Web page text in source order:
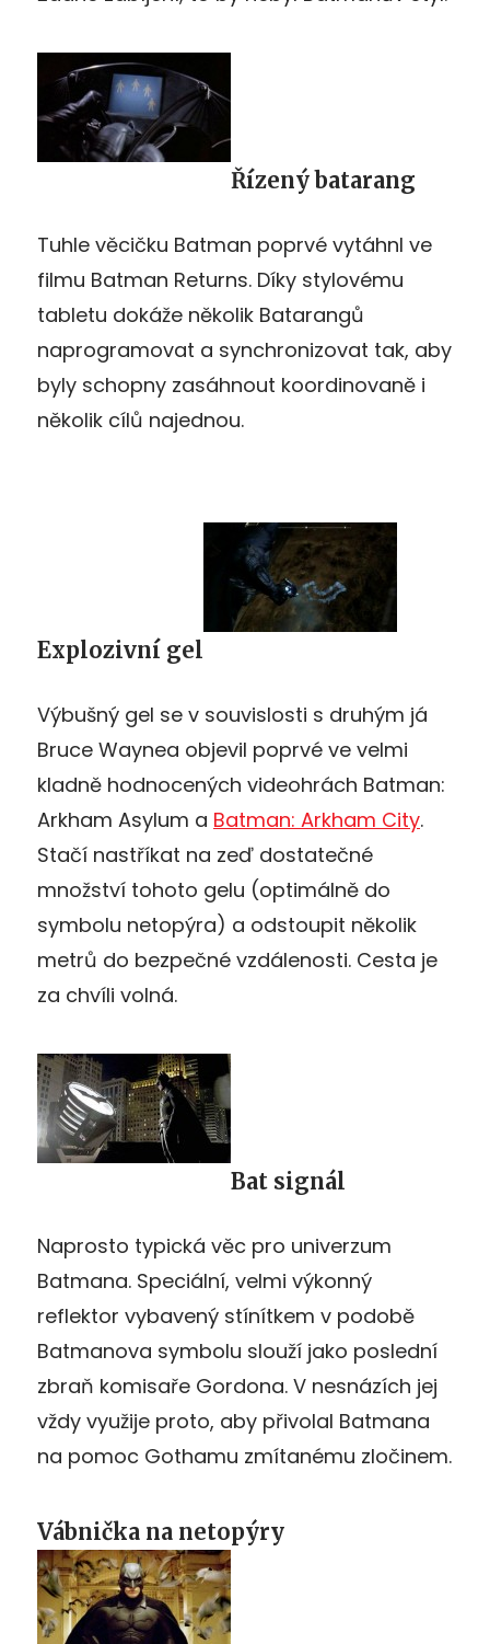
Řízený batarang
Tuhle věcičku Batman poprvé vytáhnl ve
filmu Batman Returns. Díky stylovému
tabletu dokáže několik Batarangů
naprogramovat a synchronizovat tak, aby
byly schopny zasáhnout koordinovaně i
několik cílů najednou.
Explozivní gel
Výbušný gel se v souvislosti s druhým já
Bruce Waynea objevil poprvé ve velmi
kladně hodnocených videohrách Batman:
Arkham Asylum a Batman: Arkham City.
Stačí nastříkat na zeď dostatečné
množství tohoto gelu (optimálně do
symbolu netopýra) a odstoupit několik
metrů do bezpečné vzdálenosti. Cesta je
za chvíli volná.
Bat signál
Naprosto typická věc pro univerzum
Batmana. Speciální, velmi výkonný
reflektor vybavený stínítkem v podobě
Batmanova symbolu slouží jako poslední
zbraň komisaře Gordona. V nesnázích jej
vždy využije proto, aby přivolal Batmana
na pomoc Gothamu zmítanému zločinem.
Vábnička na netopýry